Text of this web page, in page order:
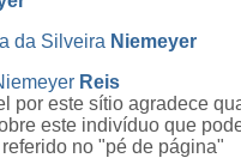
da Silveira Niemeyer
Reis
por este sítio agradece
este indivíduo que
no "pé de página"